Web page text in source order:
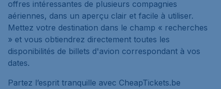
offres intéressantes de plusieurs compagnies
aériennes, dans un aperçu clair et facile à utiliser.
Mettez votre destination dans le champ « recherches
» et vous obtiendrez directement toutes les
disponibilités de billets d'avion correspondant à vos
dates.
Partez l’esprit tranquille avec CheapTickets.be